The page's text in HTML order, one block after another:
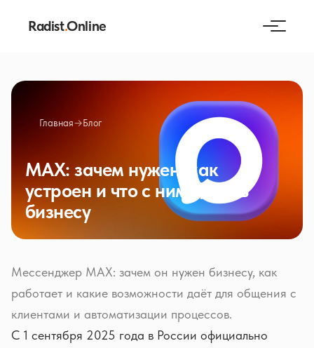
Radist.Online
Главная→Блог
MAX: зачем нужен, как
устроен и что с ним делать
бизнесу
Мессенджер MAX: зачем он нужен бизнесу, как
работает и какие возможности даёт для общения с
клиентами и автоматизации процессов.
С 1 сентября 2025 года в России официально